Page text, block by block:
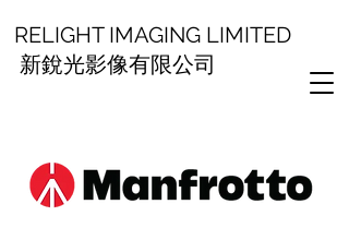
RELIGHT IMAGING LIMITED
新銳光影像有限公司